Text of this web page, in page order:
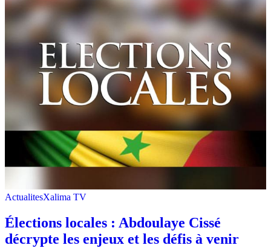
ActualitesXalima TV
Élections locales : Abdoulaye Cissé
décrypte les enjeux et les défis à venir